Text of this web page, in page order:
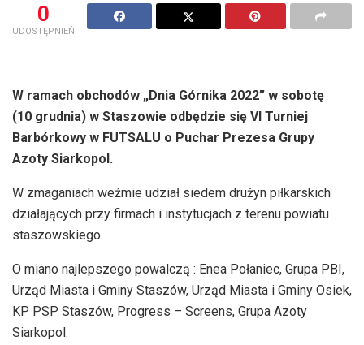
0
UDOSTĘPNIEŃ
W ramach obchodów „Dnia Górnika 2022” w sobotę
(10 grudnia) w Staszowie odbędzie się VI Turniej
Barbórkowy w FUTSALU o Puchar Prezesa Grupy
Azoty Siarkopol.
W zmaganiach weźmie udział siedem drużyn piłkarskich
działających przy firmach i instytucjach z terenu powiatu
staszowskiego.
O miano najlepszego powalczą : Enea Połaniec, Grupa PBI,
Urząd Miasta i Gminy Staszów, Urząd Miasta i Gminy Osiek,
KP PSP Staszów, Progress – Screens, Grupa Azoty
Siarkopol.